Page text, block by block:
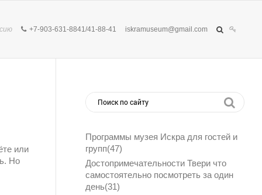
+7-903-631-8841/41-88-41 iskramuseum@gmail.com
или
Но
Программы музея Искра для гостей и
групп(47)
Достопримечательности Твери что
самостоятельно посмотреть за один
день(31)